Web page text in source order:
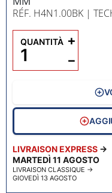
RÉF. H4N1.00BK |
LIVRAISON EXPRESS →
MARTEDÌ 11 AGOSTO
LIVRAISON CLASSIQUE →
GIOVEDÌ 13 AGOSTO
QUANTITÀ
−
+